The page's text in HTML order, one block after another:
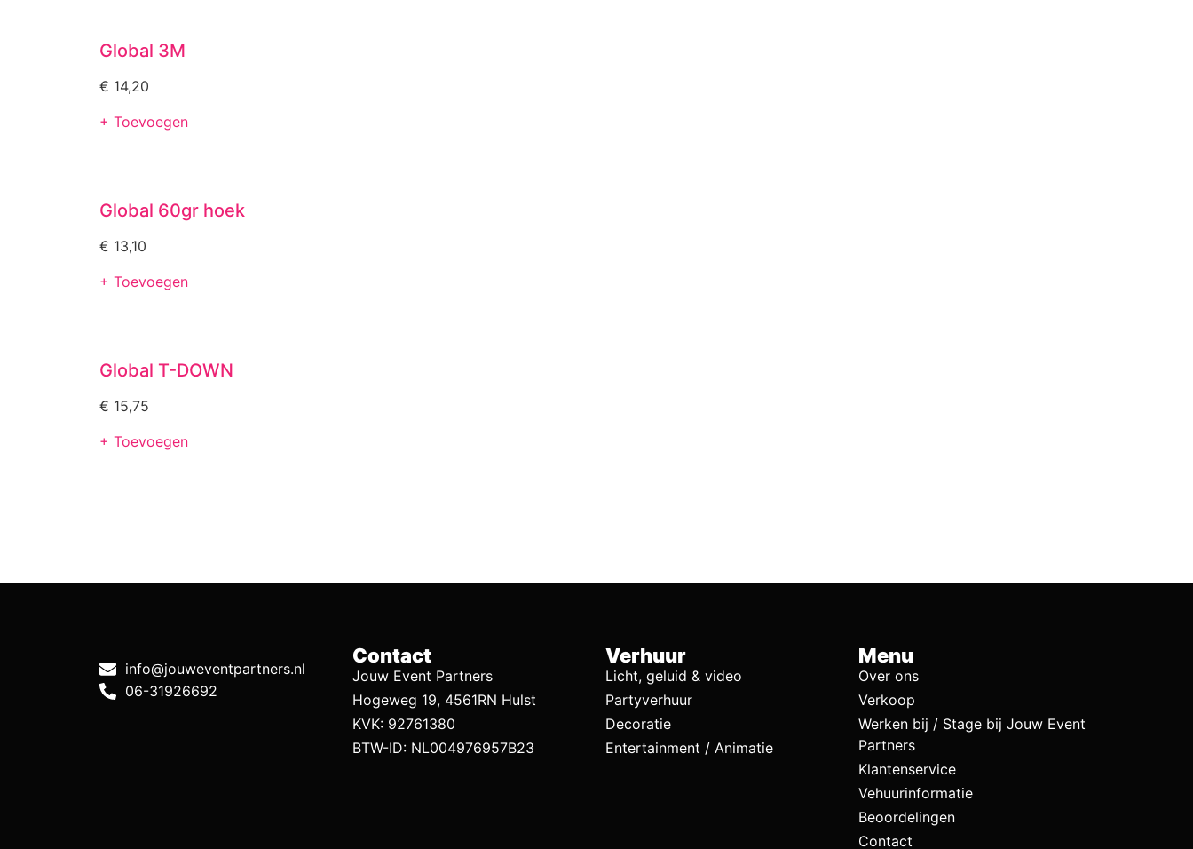
Global 3M
€ 14,20
+ Toevoegen
Global 60gr hoek
€ 13,10
+ Toevoegen
Global T-DOWN
€ 15,75
+ Toevoegen
info@jouweventpartners.nl
06-31926692
Contact
Jouw Event Partners
Hogeweg 19, 4561RN Hulst
KVK: 92761380
BTW-ID: NL004976957B23
Verhuur
Licht, geluid & video
Partyverhuur
Decoratie
Entertainment / Animatie
Menu
Over ons
Verkoop
Werken bij / Stage bij Jouw Event
Partners
Klantenservice
Vehuurinformatie
Beoordelingen
Contact